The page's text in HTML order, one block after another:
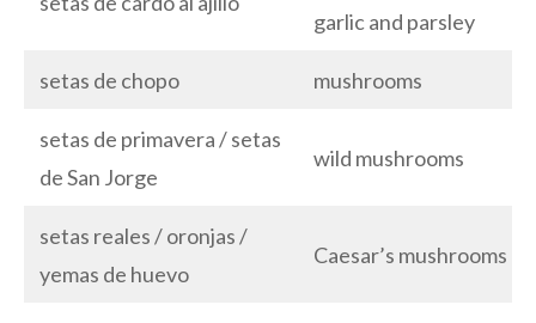
garlic and parsley
setas de chopo mushrooms
setas de primavera / setas
de San Jorge
wild mushrooms
setas reales / oronjas /
yemas de huevo
Caesar’s mushrooms